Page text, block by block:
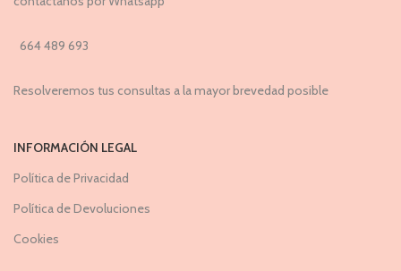
664 489 693
Resolveremos tus consultas a la mayor brevedad posible
INFORMACIÓN LEGAL
Política de Privacidad
Política de Devoluciones
Cookies